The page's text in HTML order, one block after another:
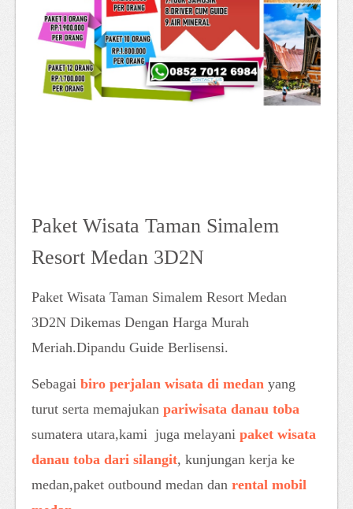
Paket Wisata Taman Simalem
Resort Medan 3D2N
Paket Wisata Taman Simalem Resort Medan
3D2N Dikemas Dengan Harga Murah
Meriah.Dipandu Guide Berlisensi.
Sebagai biro perjalan wisata di medan yang
turut serta memajukan pariwisata danau toba
sumatera utara,kami juga melayani paket wisata
danau toba dari silangit, kunjungan kerja ke
medan,paket outbound medan dan rental mobil